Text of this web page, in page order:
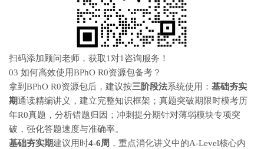
扫码添加顾问老师，获取1对1咨询服务！
03 如何高效使用BPhO R0资源包备考？
拿到BPhO R0资源包后，建议按三阶段法系统使用： 基础夯实
期通读精编讲义，建立完整知识框架；真题突破期限时模考历
年R0真题，分析错题归因；冲刺提分期针对薄弱模块专项突
破，强化答题速度与准确率。
基础夯实期建议用时4-6周 ，重点消化讲义中的A-Level核心内